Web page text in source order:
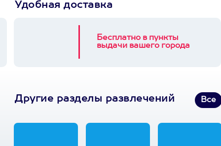
Удобная доставка
Бесплатно в пункты
выдачи вашего города
Другие разделы развлечений Все